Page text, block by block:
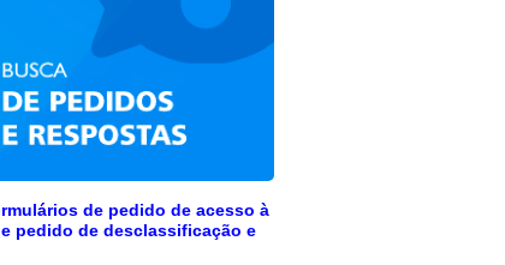
de pedido de acesso à
pedido de desclassificação e